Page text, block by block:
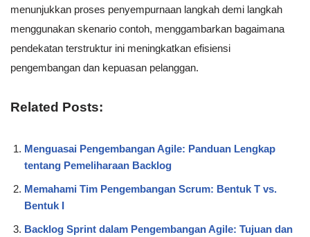
menunjukkan proses penyempurnaan langkah demi langkah
menggunakan skenario contoh, menggambarkan bagaimana
pendekatan terstruktur ini meningkatkan efisiensi
pengembangan dan kepuasan pelanggan.
Related Posts:
Menguasai Pengembangan Agile: Panduan Lengkap
tentang Pemeliharaan Backlog
Memahami Tim Pengembangan Scrum: Bentuk T vs.
Bentuk I
Backlog Sprint dalam Pengembangan Agile: Tujuan dan